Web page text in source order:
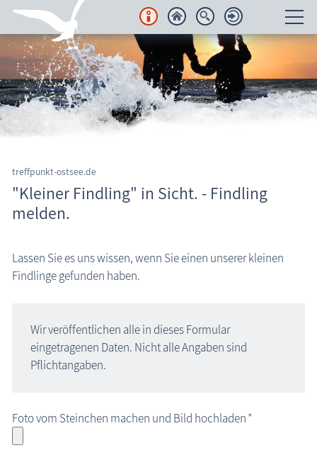
Unterkünfte
Regionales
Urlaubsorte
Karten
Freizeit
Veranstaltungen
Wissenswertes
treffpunkt-ostsee.de
"Kleiner Findling" in Sicht. - Findling
melden.
Lassen Sie es uns wissen, wenn Sie einen unserer kleinen
Findlinge gefunden haben.
Wir veröffentlichen alle in dieses Formular
eingetragenen Daten. Nicht alle Angaben sind
Pflichtangaben.
Foto vom Steinchen machen und Bild hochladen*